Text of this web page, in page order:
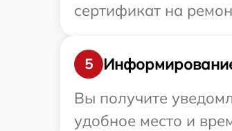
сертификат на
5
Вы получите
удобное место и